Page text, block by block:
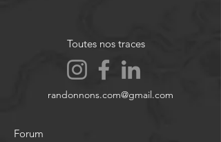
Toutes nos traces
randonnons.com@gmail.com
Forum